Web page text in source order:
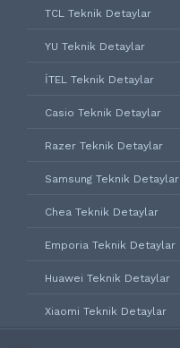
TCL Teknik Detaylar
YU Teknik Detaylar
İTEL Teknik Detaylar
Casio Teknik Detaylar
Razer Teknik Detaylar
Samsung Teknik Detaylar
Chea Teknik Detaylar
Emporia Teknik Detaylar
Huawei Teknik Detaylar
Xiaomi Teknik Detaylar